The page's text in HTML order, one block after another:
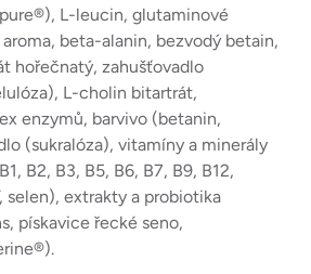
L-leucin, glutaminové
beta-alanin, bezvodý betain,
hořečnatý, zahušťovadlo
L-cholin bitartrát,
enzymů, barvivo (betanin,
(sukralóza), vitamíny a minerály
B2, B3, B5, B6, B7, B9, B12,
selen), extrakty a probiotika
pískavice řecké seno,